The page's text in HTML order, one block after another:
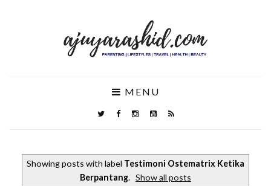
MENU
Showing posts with label Testimoni Ostematrix Ketika
Berpantang. Show all posts